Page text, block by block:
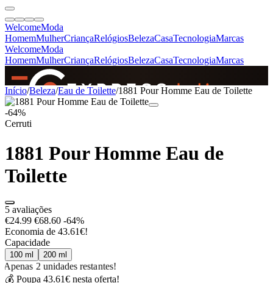
WelcomeModa
HomemMulherCriançaRelógiosBelezaCasaTecnologiaMarcas
WelcomeModa
HomemMulherCriançaRelógiosBelezaCasaTecnologiaMarcas
SINCE 2005
Início/Beleza/Eau de Toilette/1881 Pour Homme Eau de Toilette
-64%
Cerruti
1881 Pour Homme Eau de
Toilette
5 avaliações
€24.99 €68.60 -64%
Economia de 43.61€!
Capacidade
100 ml 200 ml
Apenas 2 unidades restantes!
💰 Poupa 43.61€ nesta oferta!